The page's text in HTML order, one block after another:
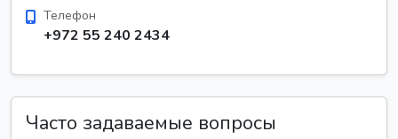
Телефон
+972 55 240 2434
Часто задаваемые вопросы